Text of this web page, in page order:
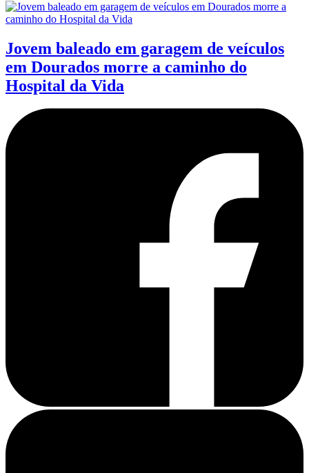
Jovem baleado em garagem de veículos
em Dourados morre a caminho do
Hospital da Vida